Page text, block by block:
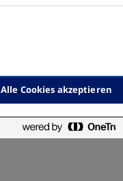
Alle Cookies akzeptieren